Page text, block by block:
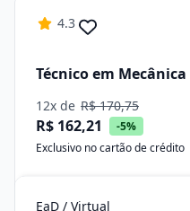
4.3
Técnico em Mecânica
12x de R$ 170,75
R$ 162,21
-5%
Exclusivo no cartão de crédito
EaD / Virtual